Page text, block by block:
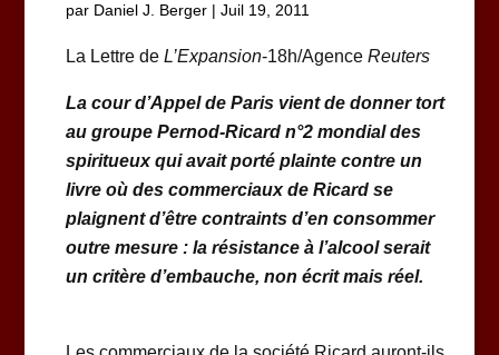
par Daniel J. Berger| Juil 19, 2011
La Lettre de L’Expansion-18h/Agence Reuters
La cour d’Appel de Paris vient de donner tort
au groupe Pernod-Ricard n°2 mondial des
spiritueux qui avait porté plainte contre un
livre où des commerciaux de Ricard se
plaignent d’être contraints d’en consommer
outre mesure : la résistance à l’alcool serait
un critère d’embauche, non écrit mais réel.